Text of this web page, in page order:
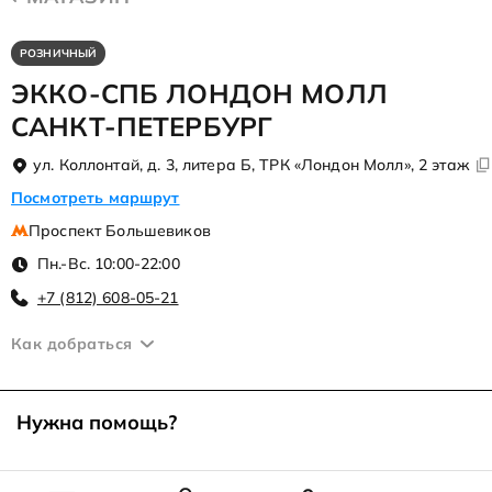
РОЗНИЧНЫЙ
ЭККО-СПБ ЛОНДОН МОЛЛ
САНКТ-ПЕТЕРБУРГ
ул. Коллонтай, д. 3, литера Б, ТРК «Лондон Молл», 2 этаж
Посмотреть маршрут
Проспект Большевиков
Пн.-Вс. 10:00-22:00
+7 (812) 608-05-21
Как добраться
Нужна помощь?